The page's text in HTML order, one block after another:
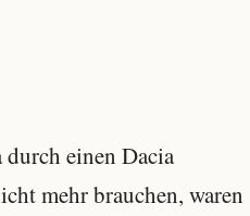
einen Dacia
mehr brauchen, waren